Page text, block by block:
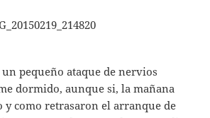
pequeño ataque de nervios
dormido, aunque si, la mañana
y como retrasaron el arranque de